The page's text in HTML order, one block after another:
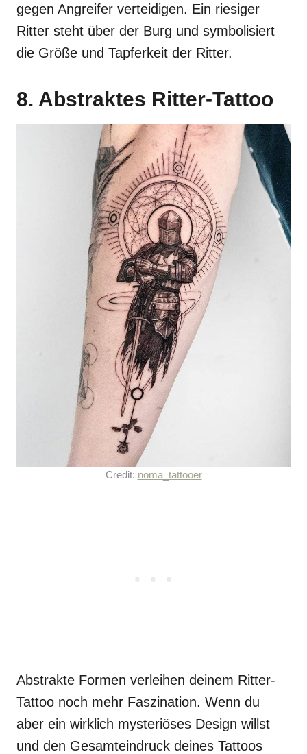
gegen Angreifer verteidigen. Ein riesiger
Ritter steht über der Burg und symbolisiert
die Größe und Tapferkeit der Ritter.
8. Abstraktes Ritter-Tattoo
Credit: noma_tattooer
Abstrakte Formen verleihen deinem Ritter-
Tattoo noch mehr Faszination. Wenn du
aber ein wirklich mysteriöses Design willst
und den Gesamteindruck deines Tattoos